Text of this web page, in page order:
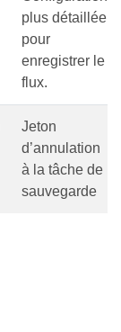
plus détaillée
pour
enregistrer le
flux.
Jeton
d’annulation
à la tâche de
sauvegarde